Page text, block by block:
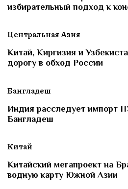
избирательный подход к
Центральная Азия
Китай, Киргизия и
дорогу в обход России
Бангладеш
Индия расследует импорт
Бангладеш
Китай
Китайский мегапроект на
водную карту Южной Азии